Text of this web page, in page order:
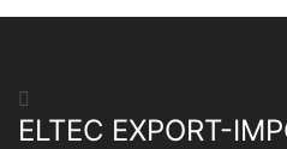
ELTEC EXPORT-